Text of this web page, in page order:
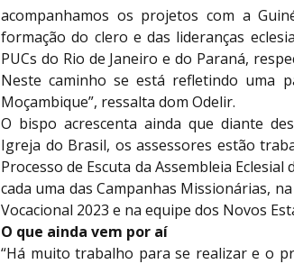
acompanhamos os projetos com a
formação do clero e das lideranças
PUCs do Rio de Janeiro e do Paraná,
Neste caminho se está refletindo uma
Moçambique”, ressalta dom Odelir.
O bispo acrescenta ainda que diante
Igreja do Brasil, os assessores estão
Processo de Escuta da Assembleia
cada uma das Campanhas Missionárias,
Vocacional 2023 e na equipe dos Novos
O que ainda vem por aí
“Há muito trabalho para se realizar e o